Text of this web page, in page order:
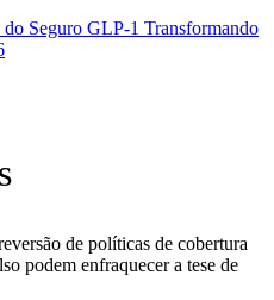
Seguro GLP-1 Transformando
de políticas de cobertura
podem enfraquecer a tese de